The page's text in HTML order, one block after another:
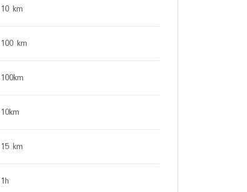
10 km
100 km
100km
10km
15 km
1h